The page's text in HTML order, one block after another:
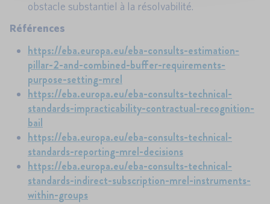
obstacle substantiel à la résolvabilité.
Références
https://eba.europa.eu/eba-consults-estimation-
pillar-2-and-combined-buffer-requirements-
purpose-setting-mrel
https://eba.europa.eu/eba-consults-technical-
standards-impracticability-contractual-recognition-
bail
https://eba.europa.eu/eba-consults-technical-
standards-reporting-mrel-decisions
https://eba.europa.eu/eba-consults-technical-
standards-indirect-subscription-mrel-instruments-
within-groups